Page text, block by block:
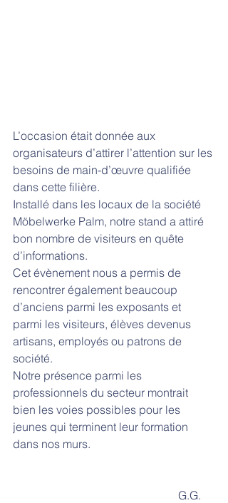
L’occasion était donnée aux
organisateurs d’attirer l’attention sur les
besoins de main-d’œuvre qualifiée
dans cette filière.
Installé dans les locaux de la société
Möbelwerke Palm, notre stand a attiré
bon nombre de visiteurs en quête
d’informations.
Cet évènement nous a permis de
rencontrer également beaucoup
d’anciens parmi les exposants et
parmi les visiteurs, élèves devenus
artisans, employés ou patrons de
société.
Notre présence parmi les
professionnels du secteur montrait
bien les voies possibles pour les
jeunes qui terminent leur formation
dans nos murs.
                                                          G.G.